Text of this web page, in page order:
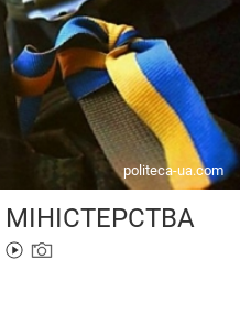
politeca-ua.com